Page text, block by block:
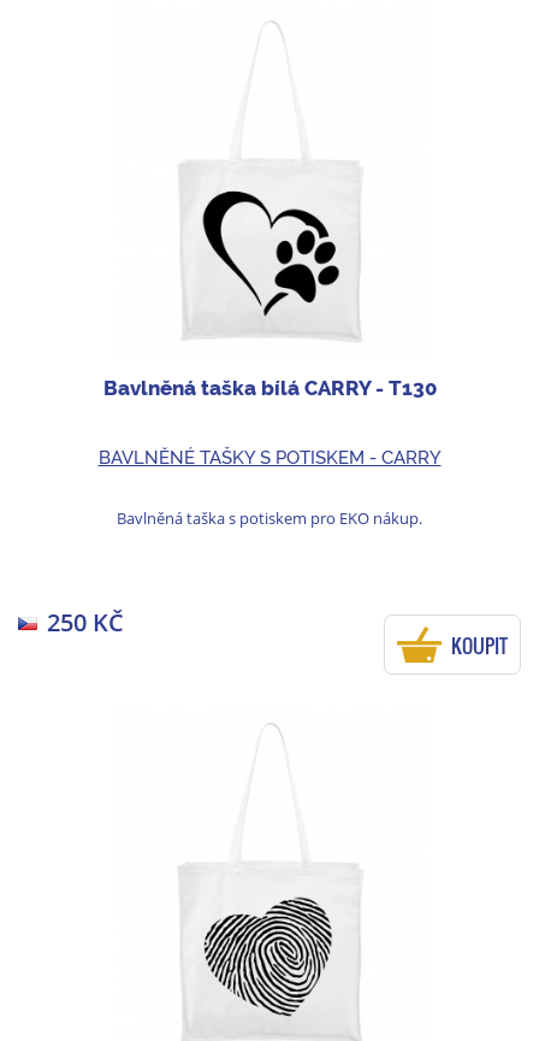
Bavlněná taška bílá CARRY - T130
BAVLNĚNÉ TAŠKY S POTISKEM - CARRY
Bavlněná taška s potiskem pro EKO nákup.
250 KČ
KOUPIT